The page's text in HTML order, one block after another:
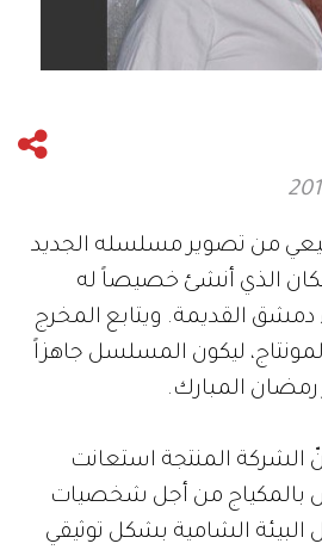
من تصوير مسلسله الجديد
الذي أنشئ خصيصاً له
دمشق القديمة. ويتابع المخرج
ليكون المسلسل جاهزاً
المبارك.
الشركة المنتجة استعانت
بالمكياج من أجل شخصيات
البيئة الشامية بشكل توثيقي